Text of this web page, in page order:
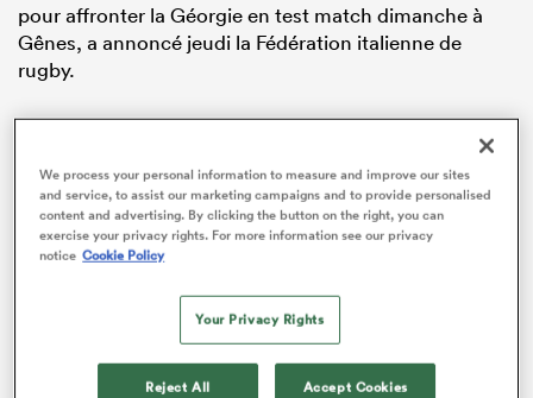
pour affronter la Géorgie en test match dimanche à
Gênes, a annoncé jeudi la Fédération italienne de
rugby.
We process your personal information to measure and improve our sites
and service, to assist our marketing campaigns and to provide personalised
content and advertising. By clicking the button on the right, you can
exercise your privacy rights. For more information see our privacy
notice Cookie Policy
Your Privacy Rights
Reject All Accept Cookies